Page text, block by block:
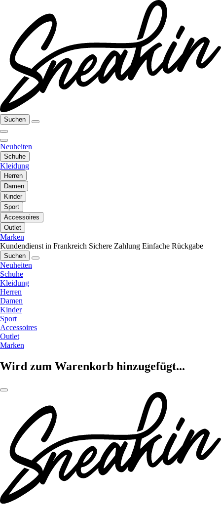
Suchen
Neuheiten
Schuhe
Kleidung
Herren
Damen
Kinder
Sport
Accessoires
Outlet
Marken
Kundendienst in Frankreich Sichere Zahlung Einfache Rückgabe
Suchen
Neuheiten
Schuhe
Kleidung
Herren
Damen
Kinder
Sport
Accessoires
Outlet
Marken
Wird zum Warenkorb hinzugefügt...